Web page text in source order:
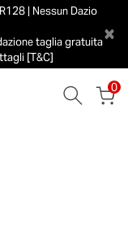
| Nessun Dazio
taglia gratuita
[T&C]
×
0